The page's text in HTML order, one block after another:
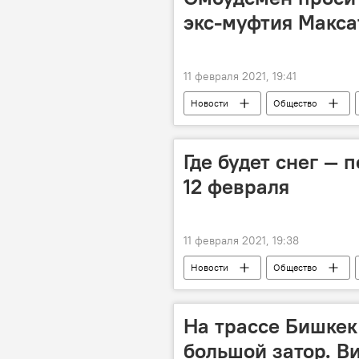
экс-муфтия
11 февраля 2021, 19:41
Новости Общество
омбудсмен
взятка
Где будет снег —
12 февраля
11 февраля 2021, 19:38
Новости Общество
Прогноз погоды по Кыргызстану
На трассе
большой затор.